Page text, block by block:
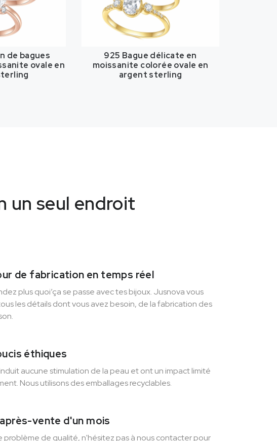
de bagues
ovale en
925 Bague délicate en
moissanite colorée ovale en
argent sterling
un seul endroit
de fabrication en temps réel
plus quoi’ça se passe avec tes bijoux. Jusnova vous
les détails dont vous avez besoin, de la fabrication des
éthiques
aucune stimulation de la peau et ont un impact limité
Nous utilisons des emballages recyclables.
vente d'un mois
problème de qualité, n'hésitez pas à nous contacter pour